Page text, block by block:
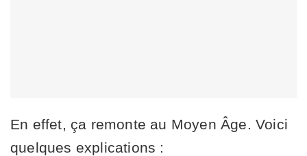
En effet, ça remonte au Moyen Âge. Voici
quelques explications :